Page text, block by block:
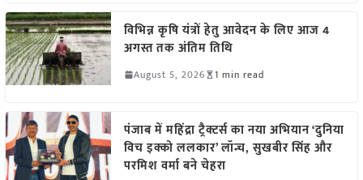
विभिन्न कृषि यंत्रों हेतु आवेदन के लिए आज 4
अगस्त तक अंतिम तिथि
August 5, 2026 1 min read
पंजाब में महिंद्रा ट्रैक्टर्स का नया अभियान ‘दुनिया
विच इक्को ललकार’ लॉन्च, सुखबीर सिंह और
परमिश वर्मा बने चेहरा